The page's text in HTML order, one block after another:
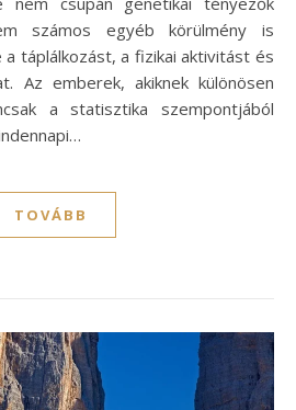
számos egyéb körülmény is
táplálkozást, a fizikai aktivitást és
Az emberek, akiknek különösen
a statisztika szempontjából
TOVÁBB